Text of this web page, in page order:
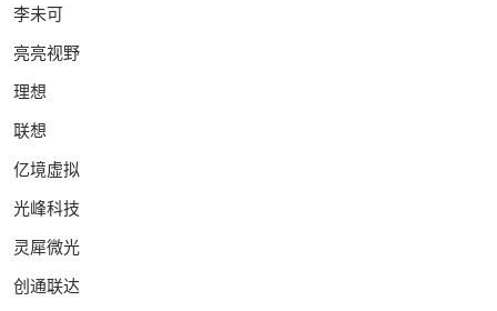
李未可
亮亮视野
理想
联想
亿境虚拟
光峰科技
灵犀微光
创通联达